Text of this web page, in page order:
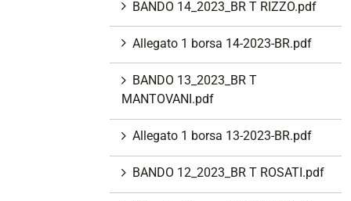
BANDO 14_2023_BR T RIZZO.pdf
Allegato 1 borsa 14-2023-BR.pdf
BANDO 13_2023_BR T
MANTOVANI.pdf
Allegato 1 borsa 13-2023-BR.pdf
BANDO 12_2023_BR T ROSATI.pdf